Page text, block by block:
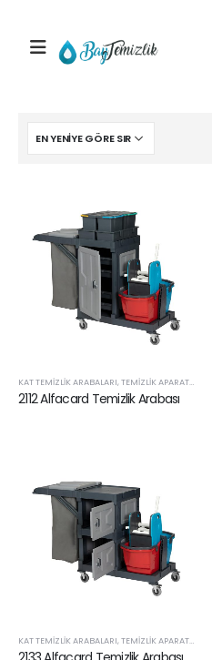
KAT TEMIZLIK ARABALARI,TEMIZLIK APARATLARI VE SARF ÜRÜNLERI
2112 Alfacard Temizlik Arabası
KAT TEMIZLIK ARABALARI,TEMIZLIK APARATLARI VE SARF ÜRÜNLERI